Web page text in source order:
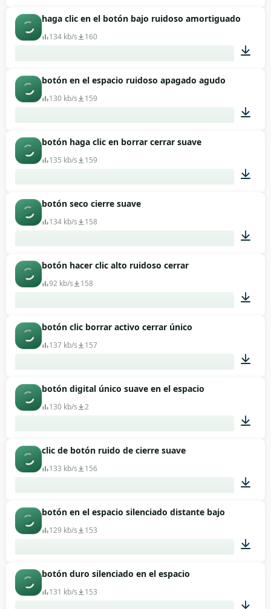
00:02
haga clic en el botón bajo ruidoso amortiguado
134 kb/s 160
botón en el espacio ruidoso apagado agudo
130 kb/s 159
botón haga clic en borrar cerrar suave
135 kb/s 159
botón seco cierre suave
134 kb/s 158
botón hacer clic alto ruidoso cerrar
92 kb/s 158
botón clic borrar activo cerrar único
137 kb/s 157
botón digital único suave en el espacio
130 kb/s 2
clic de botón ruido de cierre suave
133 kb/s 156
botón en el espacio silenciado distante bajo
129 kb/s 153
botón duro silenciado en el espacio
131 kb/s 153